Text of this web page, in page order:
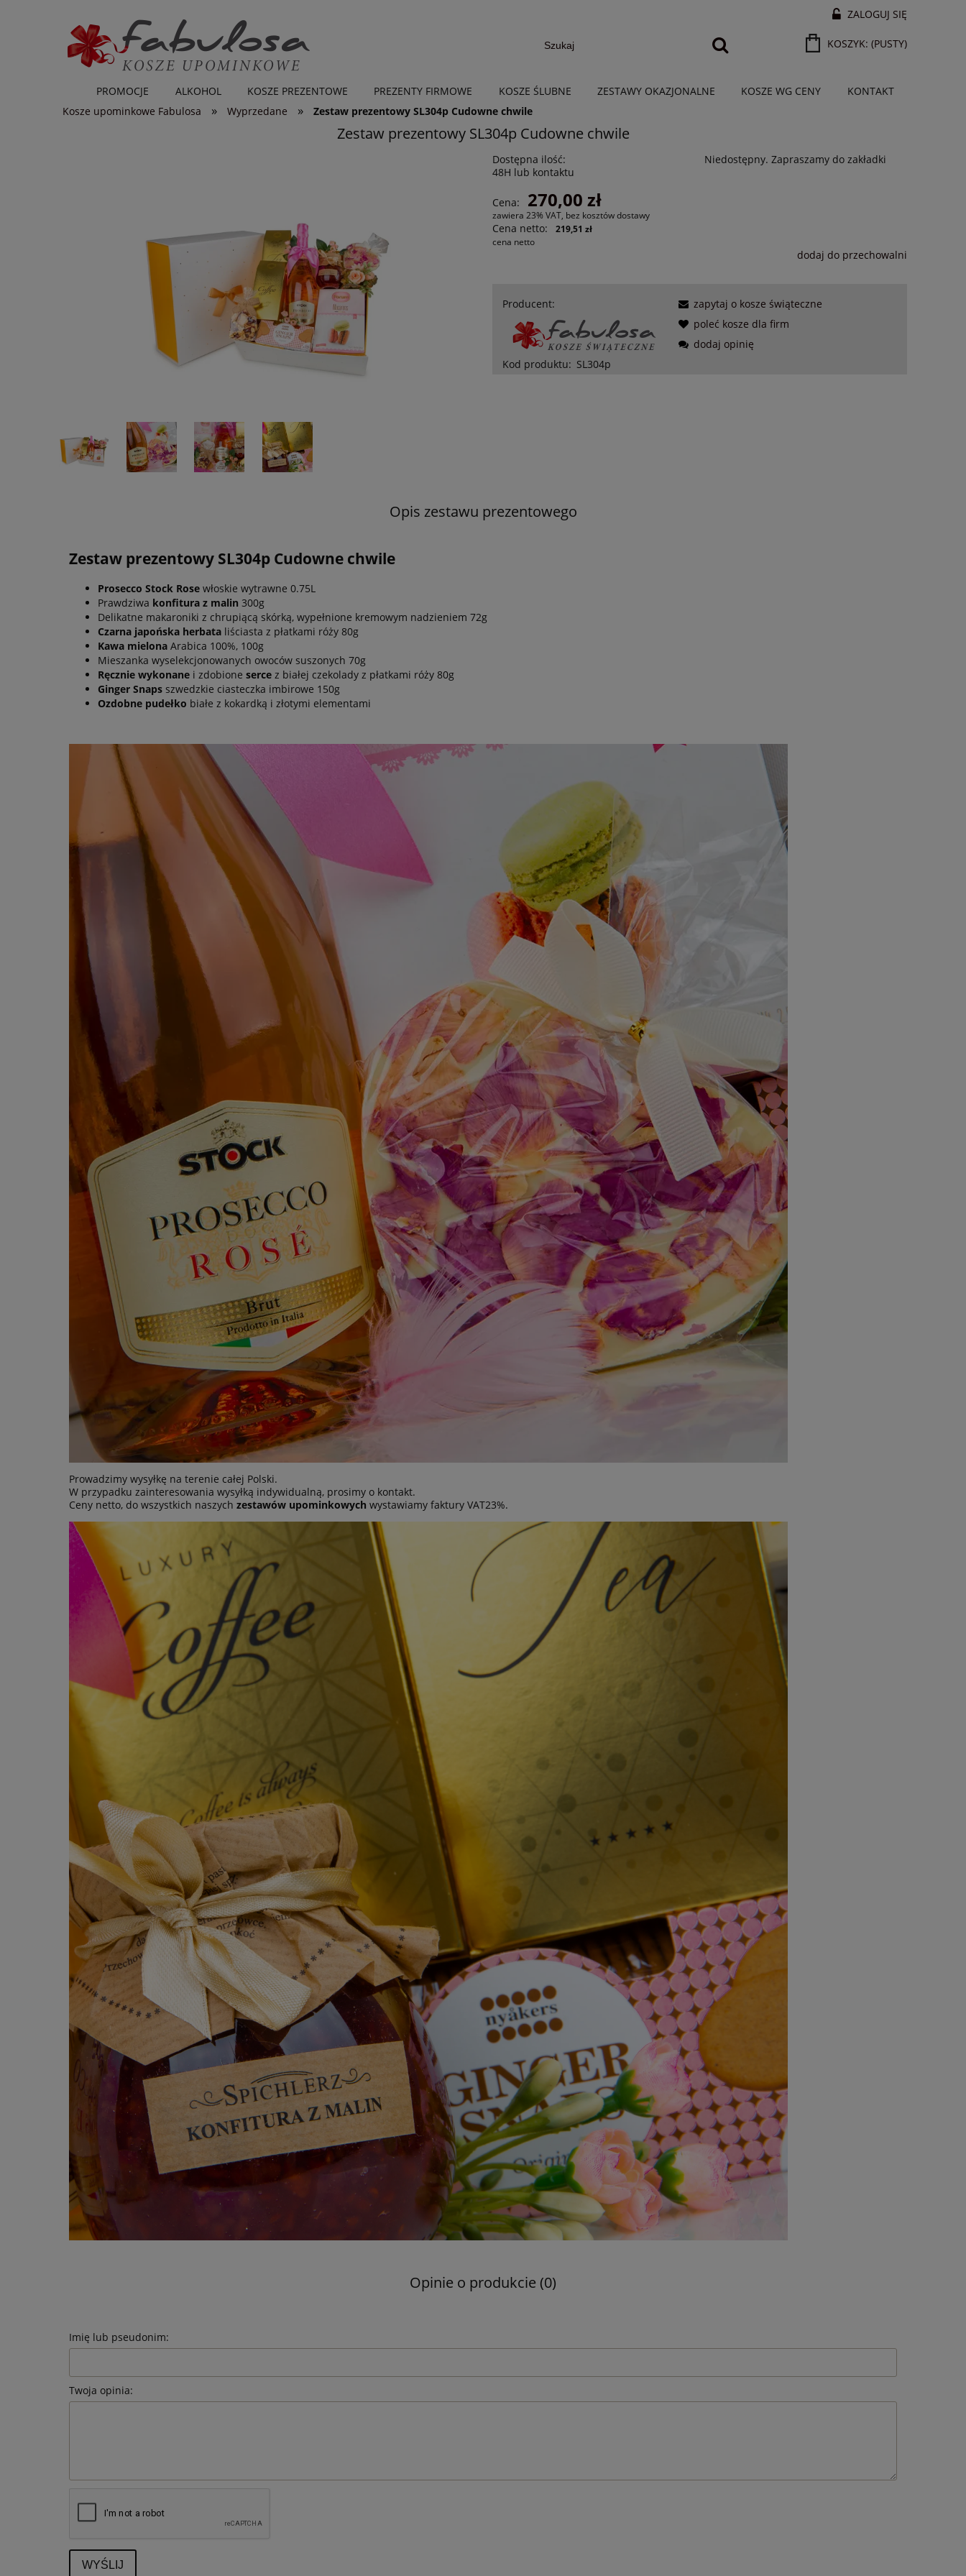
ZALOGUJ SIĘ
KOSZYK: (PUSTY)
PROMOCJE ALKOHOL KOSZE PREZENTOWE PREZENTY FIRMOWE KOSZE ŚLUBNE ZESTAWY OKAZJONALNE KOSZE WG CENY
KONTAKT
Kosze upominkowe Fabulosa
» Wyprzedane » Zestaw prezentowy SL304p Cudowne chwile
Zestaw prezentowy SL304p Cudowne chwile
Dostępna ilość:
Niedostępny. Zapraszamy do zakładki
48H lub kontaktu
Cena: 270,00 zł
zawiera 23% VAT, bez kosztów dostawy
Cena netto:
219,51 zł
cena netto
dodaj do przechowalni
Producent:
Kod produktu: SL304p
zapytaj o kosze świąteczne
poleć kosze dla firm
dodaj opinię
Opis zestawu prezentowego
Zestaw prezentowy SL304p Cudowne chwile
Prosecco Stock Rose włoskie wytrawne 0.75L
Prawdziwa konfitura z malin 300g
Delikatne makaroniki z chrupiącą skórką, wypełnione kremowym nadzieniem 72g
Czarna japońska herbata liściasta z płatkami róży 80g
Kawa mielona Arabica 100%, 100g
Mieszanka wyselekcjonowanych owoców suszonych 70g
Ręcznie wykonane i zdobione serce z białej czekolady z płatkami róży 80g
Ginger Snaps szwedzkie ciasteczka imbirowe 150g
Ozdobne pudełko białe z kokardką i złotymi elementami
Prowadzimy wysyłkę na terenie całej Polski.
W przypadku zainteresowania wysyłką indywidualną, prosimy o kontakt.
Ceny netto, do wszystkich naszych zestawów upominkowych wystawiamy faktury VAT23%.
Opinie o produkcie (0)
Imię lub pseudonim:
Twoja opinia:
WYŚLIJ